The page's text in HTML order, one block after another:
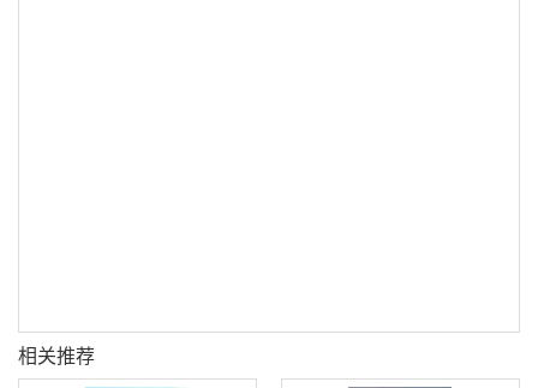
相关推荐